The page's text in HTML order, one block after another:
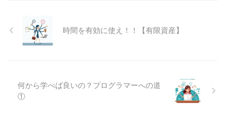
時間を有効に使え！！【有限資産】
何から学べば良いの？プログラマーへの道
①